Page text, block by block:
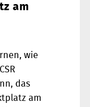
am
wie
das
am